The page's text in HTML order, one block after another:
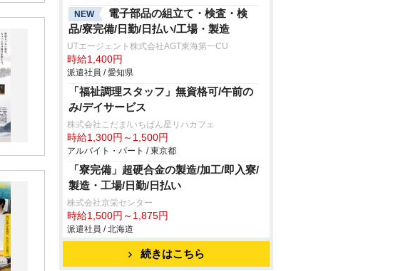
NEW
電子部品の組立て・検査・検
品/寮完備/日勤/日払い/工場・製造
UTエージェント株式会社AGT東海第一CU
時給1,400円
派遣社員 / 愛知県
「福祉調理スタッフ」無資格可/午前の
み/デイサービス
株式会社こだま/いちばん星リハカフェ
時給1,300円～1,500円
アルバイト・パート / 東京都
「寮完備」超硬合金の製造/加工/即入寮/
製造・工場/日勤/日払い
株式会社京栄センター
時給1,500円～1,875円
派遣社員 / 北海道
続きはこちら